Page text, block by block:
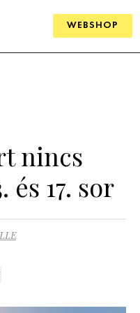
WEBSHOP
nincs
és 17. sor